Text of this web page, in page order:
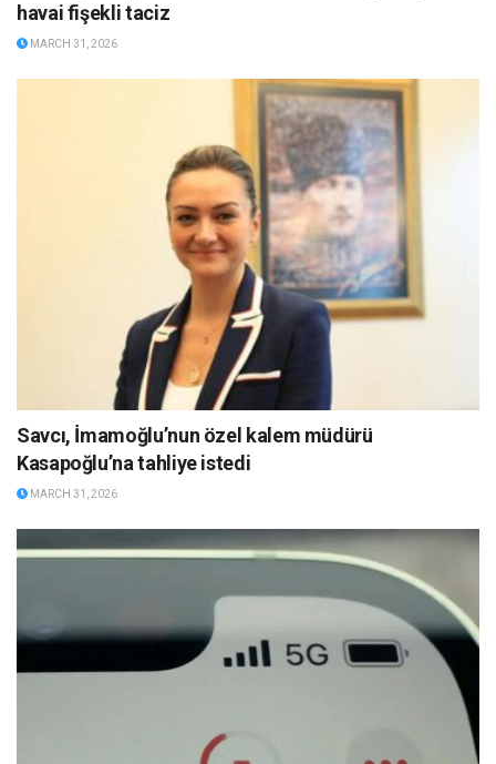
havai fişekli taciz
MARCH 31, 2026
Savcı, İmamoğlu’nun özel kalem müdürü
Kasapoğlu’na tahliye istedi
MARCH 31, 2026